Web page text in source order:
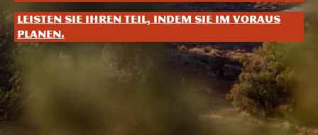
Leisten Sie Ihren Teil, indem Sie im Voraus
planen.